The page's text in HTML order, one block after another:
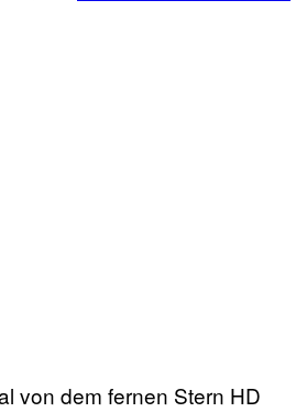
von dem fernen Stern HD